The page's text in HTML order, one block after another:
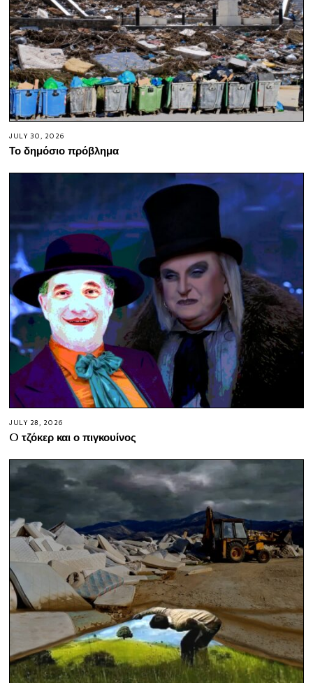
JULY 30, 2026
Το δημόσιο πρόβλημα
JULY 28, 2026
O τζόκερ και ο πιγκουίνος